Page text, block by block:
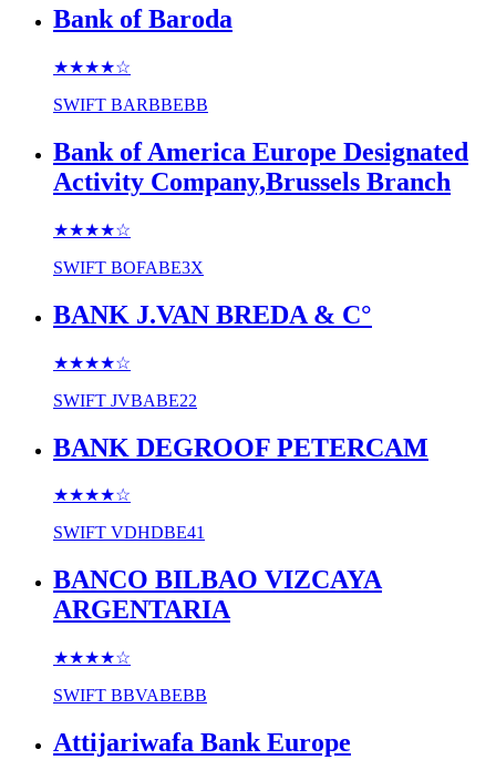
Bank of Baroda
★★★★☆
SWIFT BARBBEBB
Bank of America Europe Designated
Activity Company,Brussels Branch
★★★★☆
SWIFT BOFABE3X
BANK J.VAN BREDA & C°
★★★★☆
SWIFT JVBABE22
BANK DEGROOF PETERCAM
★★★★☆
SWIFT VDHDBE41
BANCO BILBAO VIZCAYA
ARGENTARIA
★★★★☆
SWIFT BBVABEBB
Attijariwafa Bank Europe